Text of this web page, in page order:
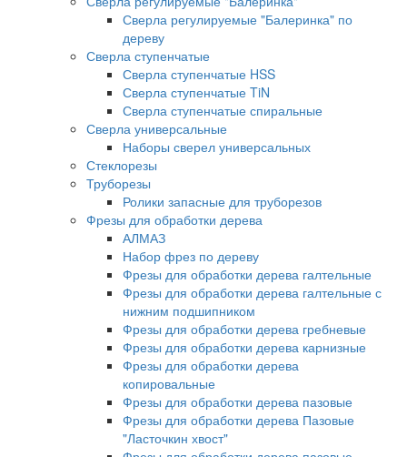
Сверла регулируемые "Балеринка" по
дереву
Сверла ступенчатые
Сверла ступенчатые HSS
Сверла ступенчатые TiN
Сверла ступенчатые спиральные
Сверла универсальные
Наборы сверел универсальных
Стеклорезы
Труборезы
Ролики запасные для труборезов
Фрезы для обработки дерева
АЛМАЗ
Набор фрез по дереву
Фрезы для обработки дерева галтельные
Фрезы для обработки дерева галтельные с
нижним подшипником
Фрезы для обработки дерева гребневые
Фрезы для обработки дерева карнизные
Фрезы для обработки дерева
копировальные
Фрезы для обработки дерева пазовые
Фрезы для обработки дерева Пазовые
"Ласточкин хвост"